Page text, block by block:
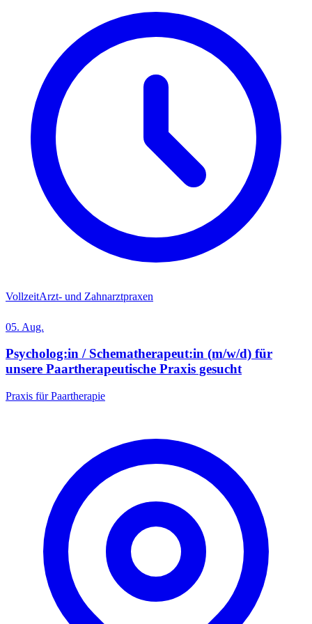
VollzeitArzt- und Zahnarztpraxen
05. Aug.
Psycholog:in / Schematherapeut:in (m/w/d) für
unsere Paartherapeutische Praxis gesucht
Praxis für Paartherapie